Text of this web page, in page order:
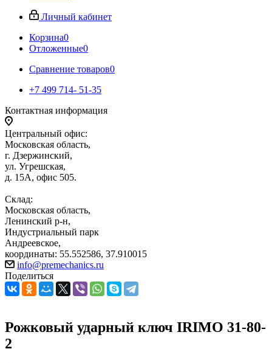
Личный кабинет
Корзина0
Отложенные0
Сравнение товаров0
+7 499 714- 51-35
Контактная информация
Центральный офис:
Московская область,
г. Дзержинский,
ул. Угрешская,
д. 15А, офис 505.
Склад:
Московская область,
Ленинский р-н,
Индустриальный парк
Андреевское,
координаты: 55.552586, 37.910015
info@premechanics.ru
Поделиться
Рожковый ударный ключ IRIMO 31-80-
2